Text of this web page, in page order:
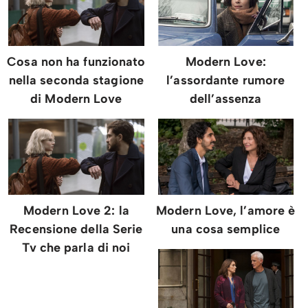
Cosa non ha funzionato
nella seconda stagione
di Modern Love
Modern Love:
l’assordante rumore
dell’assenza
Modern Love 2: la
Recensione della Serie
Tv che parla di noi
Modern Love, l’amore è
una cosa semplice